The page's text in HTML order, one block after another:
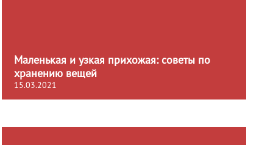
Маленькая и узкая прихожая: советы по
хранению вещей
15.03.2021